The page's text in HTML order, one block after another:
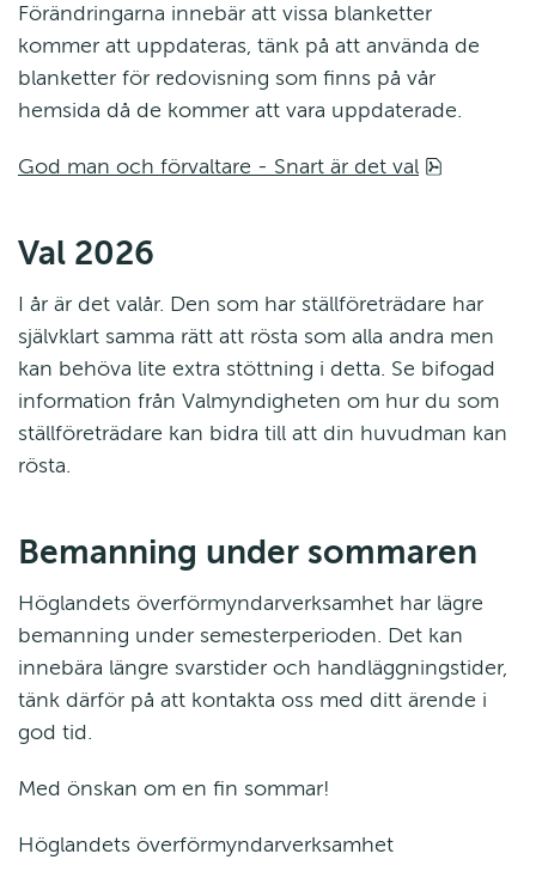
Förändringarna innebär att vissa blanketter
kommer att uppdateras, tänk på att använda de
blanketter för redovisning som finns på vår
hemsida då de kommer att vara uppdaterade.
God man och förvaltare - Snart är det val
Val 2026
I år är det valår. Den som har ställföreträdare har
självklart samma rätt att rösta som alla andra men
kan behöva lite extra stöttning i detta. Se bifogad
information från Valmyndigheten om hur du som
ställföreträdare kan bidra till att din huvudman kan
rösta.
Bemanning under sommaren
Höglandets överförmyndarverksamhet har lägre
bemanning under semesterperioden. Det kan
innebära längre svarstider och handläggningstider,
tänk därför på att kontakta oss med ditt ärende i
god tid.
Med önskan om en fin sommar!
Höglandets överförmyndarverksamhet